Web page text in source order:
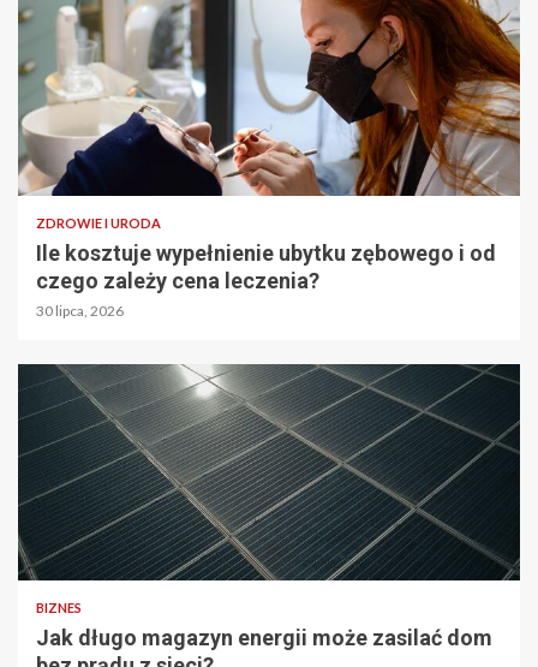
ZDROWIE I URODA
Ile kosztuje wypełnienie ubytku zębowego i od
czego zależy cena leczenia?
30 lipca, 2026
BIZNES
Jak długo magazyn energii może zasilać dom